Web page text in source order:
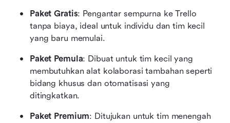
Paket Gratis: Pengantar sempurna ke Trello
tanpa biaya, ideal untuk individu dan tim kecil
yang baru memulai.
Paket Pemula: Dibuat untuk tim kecil yang
membutuhkan alat kolaborasi tambahan seperti
bidang khusus dan otomatisasi yang
ditingkatkan.
Paket Premium: Ditujukan untuk tim menengah